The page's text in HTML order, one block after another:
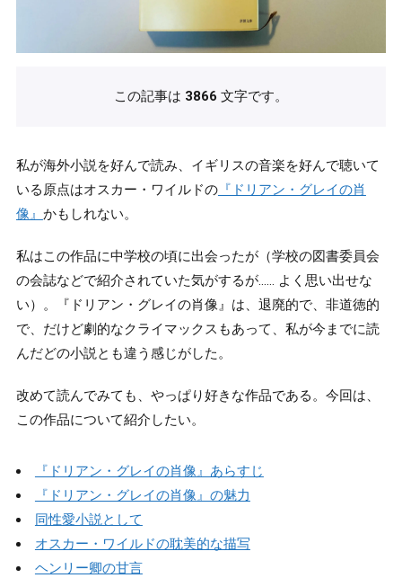
この記事は 3866 文字です。
私が海外小説を好んで読み、イギリスの音楽を好んで聴いて
いる原点はオスカー・ワイルドの『ドリアン・グレイの肖
像』 かもしれない。
私はこの作品に中学校の頃に出会ったが（学校の図書委員会
の会誌などで紹介されていた気がするが…… よく思い出せな
い）。『ドリアン・グレイの肖像』は、退廃的で、非道徳的
で、だけど劇的なクライマックスもあって、私が今までに読
んだどの小説とも違う感じがした。
改めて読んでみても、やっぱり好きな作品である。今回は、
この作品について紹介したい。
『ドリアン・グレイの肖像』あらすじ
『ドリアン・グレイの肖像』の魅力
同性愛小説として
オスカー・ワイルドの耽美的な描写
ヘンリー卿の甘言